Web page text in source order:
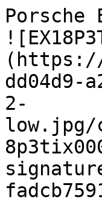
dd04d9-
2-
low.jpg/